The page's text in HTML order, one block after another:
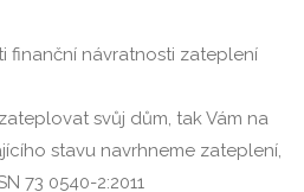
finanční návratnosti zateplení
svůj dům, tak Vám na
stavu navrhneme zateplení,
73 0540-2:2011